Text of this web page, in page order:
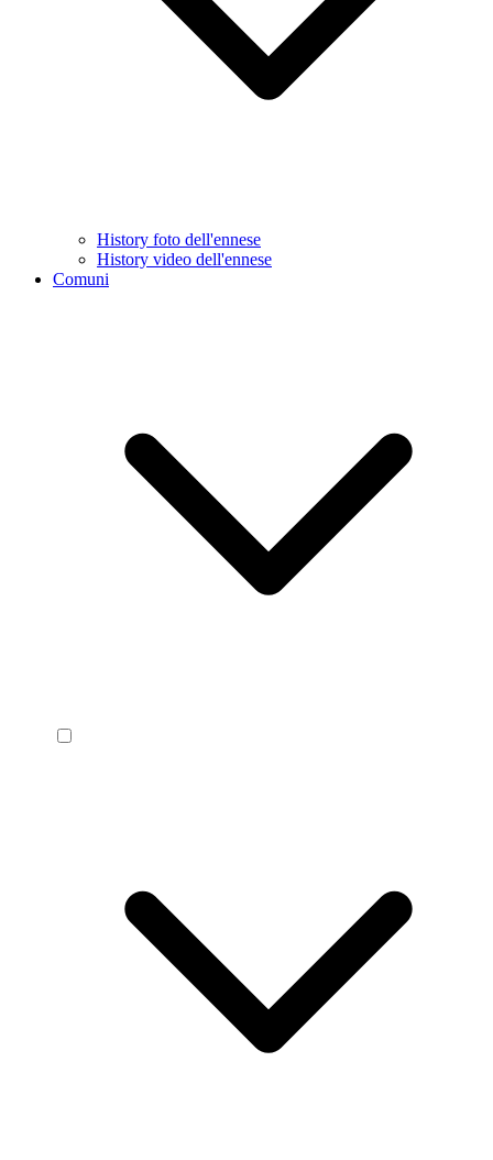
History foto dell'ennese
History video dell'ennese
Comuni